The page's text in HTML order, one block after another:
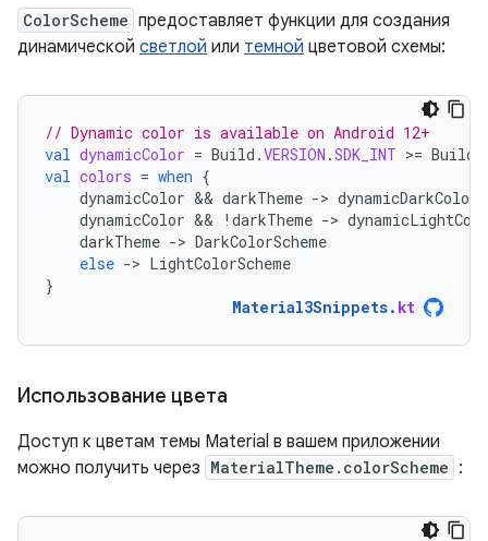
ColorScheme предоставляет функции для создания
динамической светлой или темной цветовой схемы:
// Dynamic color is available on Android 12+
val dynamicColor = Build .VERSION .SDK_INT >= Build
val colors = when {
dynamicColor && darkTheme ->
dynamicColor && ! darkTheme ->
darkTheme -> DarkColorScheme
else -> LightColorScheme
}
Material3Snippets. kt
Использование цвета
Доступ к цветам темы Material в вашем приложении
можно получить через MaterialTheme.colorScheme :